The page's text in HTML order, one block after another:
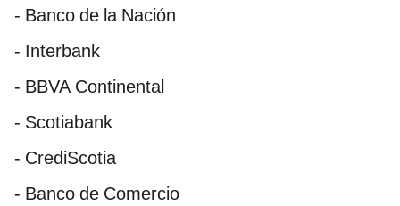
- Banco de la Nación
- Interbank
- BBVA Continental
- Scotiabank
- CrediScotia
- Banco de Comercio